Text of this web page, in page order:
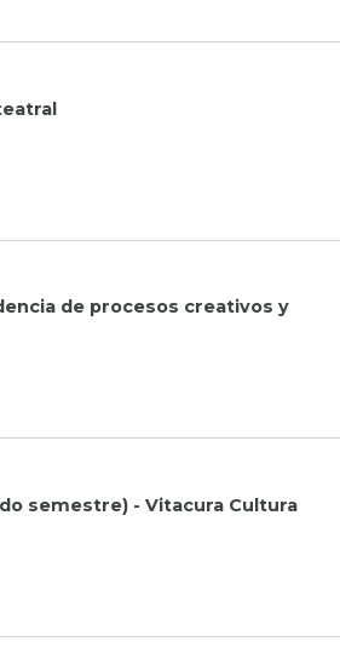
de procesos creativos y
semestre) - Vitacura Cultura